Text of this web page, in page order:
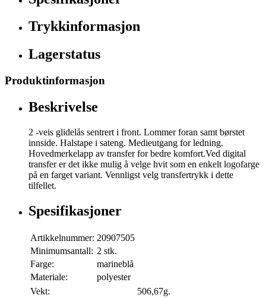
Trykkinformasjon
Lagerstatus
Produktinformasjon
Beskrivelse
2 -veis glidelås sentrert i front. Lommer foran samt børstet
innside. Halstape i sateng. Medieutgang for ledning.
Hovedmerkelapp av transfer for bedre komfort.Ved digital
transfer er det ikke mulig å velge hvit som en enkelt logofarge
på en farget variant. Vennligst velg transfertrykk i dette
tilfellet.
Spesifikasjoner
Artikkelnummer: 20907505
Minimumsantall: 2 stk.
Farge:
marineblå
Materiale:
polyester
Vekt:
506,67g.